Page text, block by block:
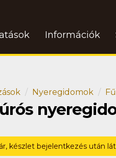
Információk
Nyeregidomok
készlet bejelentkezés után